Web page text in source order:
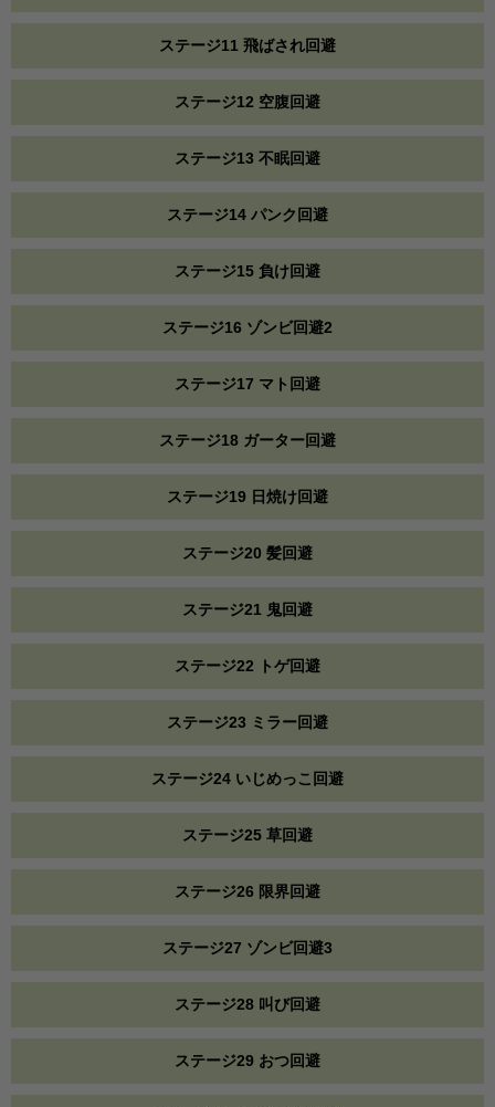
ステージ11 飛ばされ回避
ステージ12 空腹回避
ステージ13 不眠回避
ステージ14 パンク回避
ステージ15 負け回避
ステージ16 ゾンビ回避2
ステージ17 マト回避
ステージ18 ガーター回避
ステージ19 日焼け回避
ステージ20 髪回避
ステージ21 鬼回避
ステージ22 トゲ回避
ステージ23 ミラー回避
ステージ24 いじめっこ回避
ステージ25 草回避
ステージ26 限界回避
ステージ27 ゾンビ回避3
ステージ28 叫び回避
ステージ29 おつ回避